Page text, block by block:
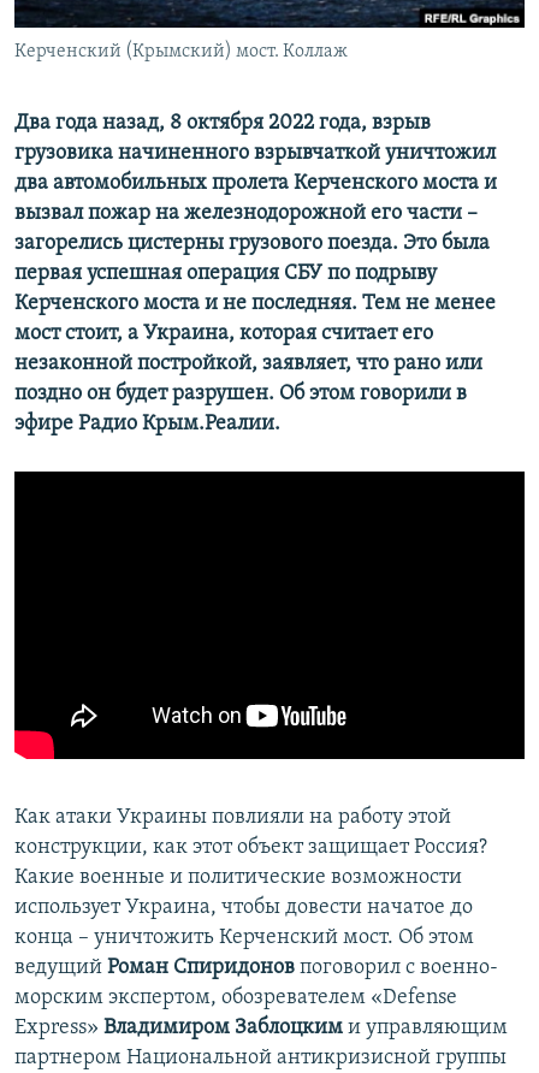
Керченский (Крымский) мост. Коллаж
Два года назад, 8 октября 2022 года, взрыв
грузовика начиненного взрывчаткой уничтожил
два автомобильных пролета Керченского моста и
вызвал пожар на железнодорожной его части –
загорелись цистерны грузового поезда. Это была
первая успешная операция СБУ по подрыву
Керченского моста и не последняя. Тем не менее
мост стоит, а Украина, которая считает его
незаконной постройкой, заявляет, что рано или
поздно он будет разрушен. Об этом говорили в
эфире Радио Крым.Реалии.
Как атаки Украины повлияли на работу этой
конструкции, как этот объект защищает Россия?
Какие военные и политические возможности
использует Украина, чтобы довести начатое до
конца – уничтожить Керченский мост. Об этом
ведущий Роман Спиридонов поговорил с военно-
морским экспертом, обозревателем «Defense
Express» Владимиром Заблоцким и управляющим
партнером Национальной антикризисной группы